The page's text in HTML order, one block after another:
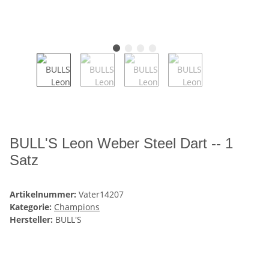
BULL'S Leon Weber Steel Dart -- 1
Satz
Artikelnummer: Vater14207
Kategorie: Champions
Hersteller: BULL'S